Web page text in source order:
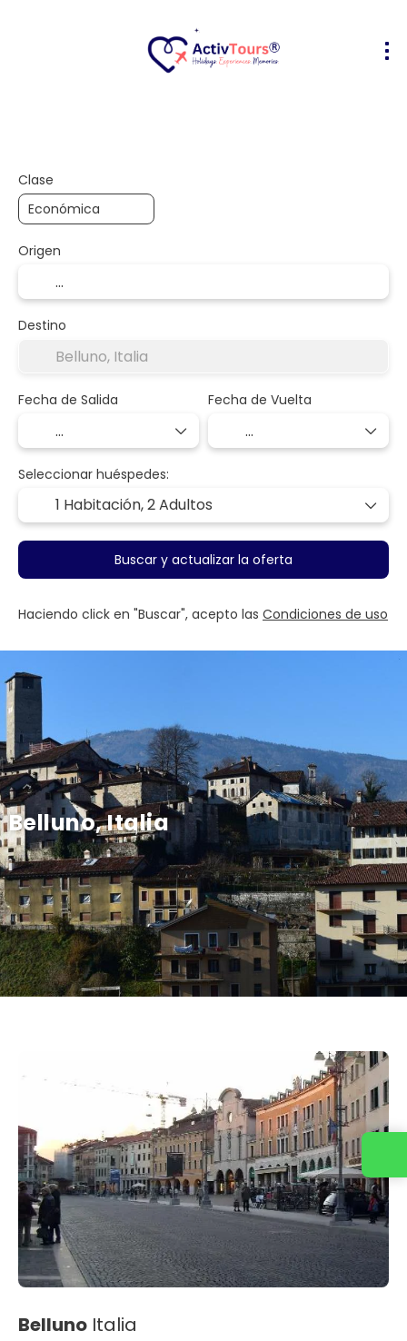
Belluno, Italia
Clase
Origen
Destino
Fecha de Salida Fecha de Vuelta
Seleccionar huéspedes:
1 Habitación,2 Adultos
Buscar y actualizar la oferta
Haciendo click en "Buscar", acepto las Condiciones de uso
Belluno Italia